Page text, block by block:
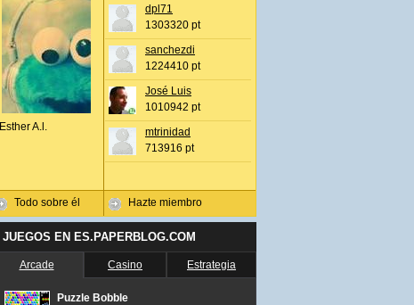
Esther A.l.
Todo sobre él
dpl71
1303320 pt
sanchezdi
1224410 pt
José Luis
1010942 pt
mtrinidad
713916 pt
Hazte miembro
JUEGOS EN ES.PAPERBLOG.COM
Arcade Casino Estrategia
Puzzle Bobble